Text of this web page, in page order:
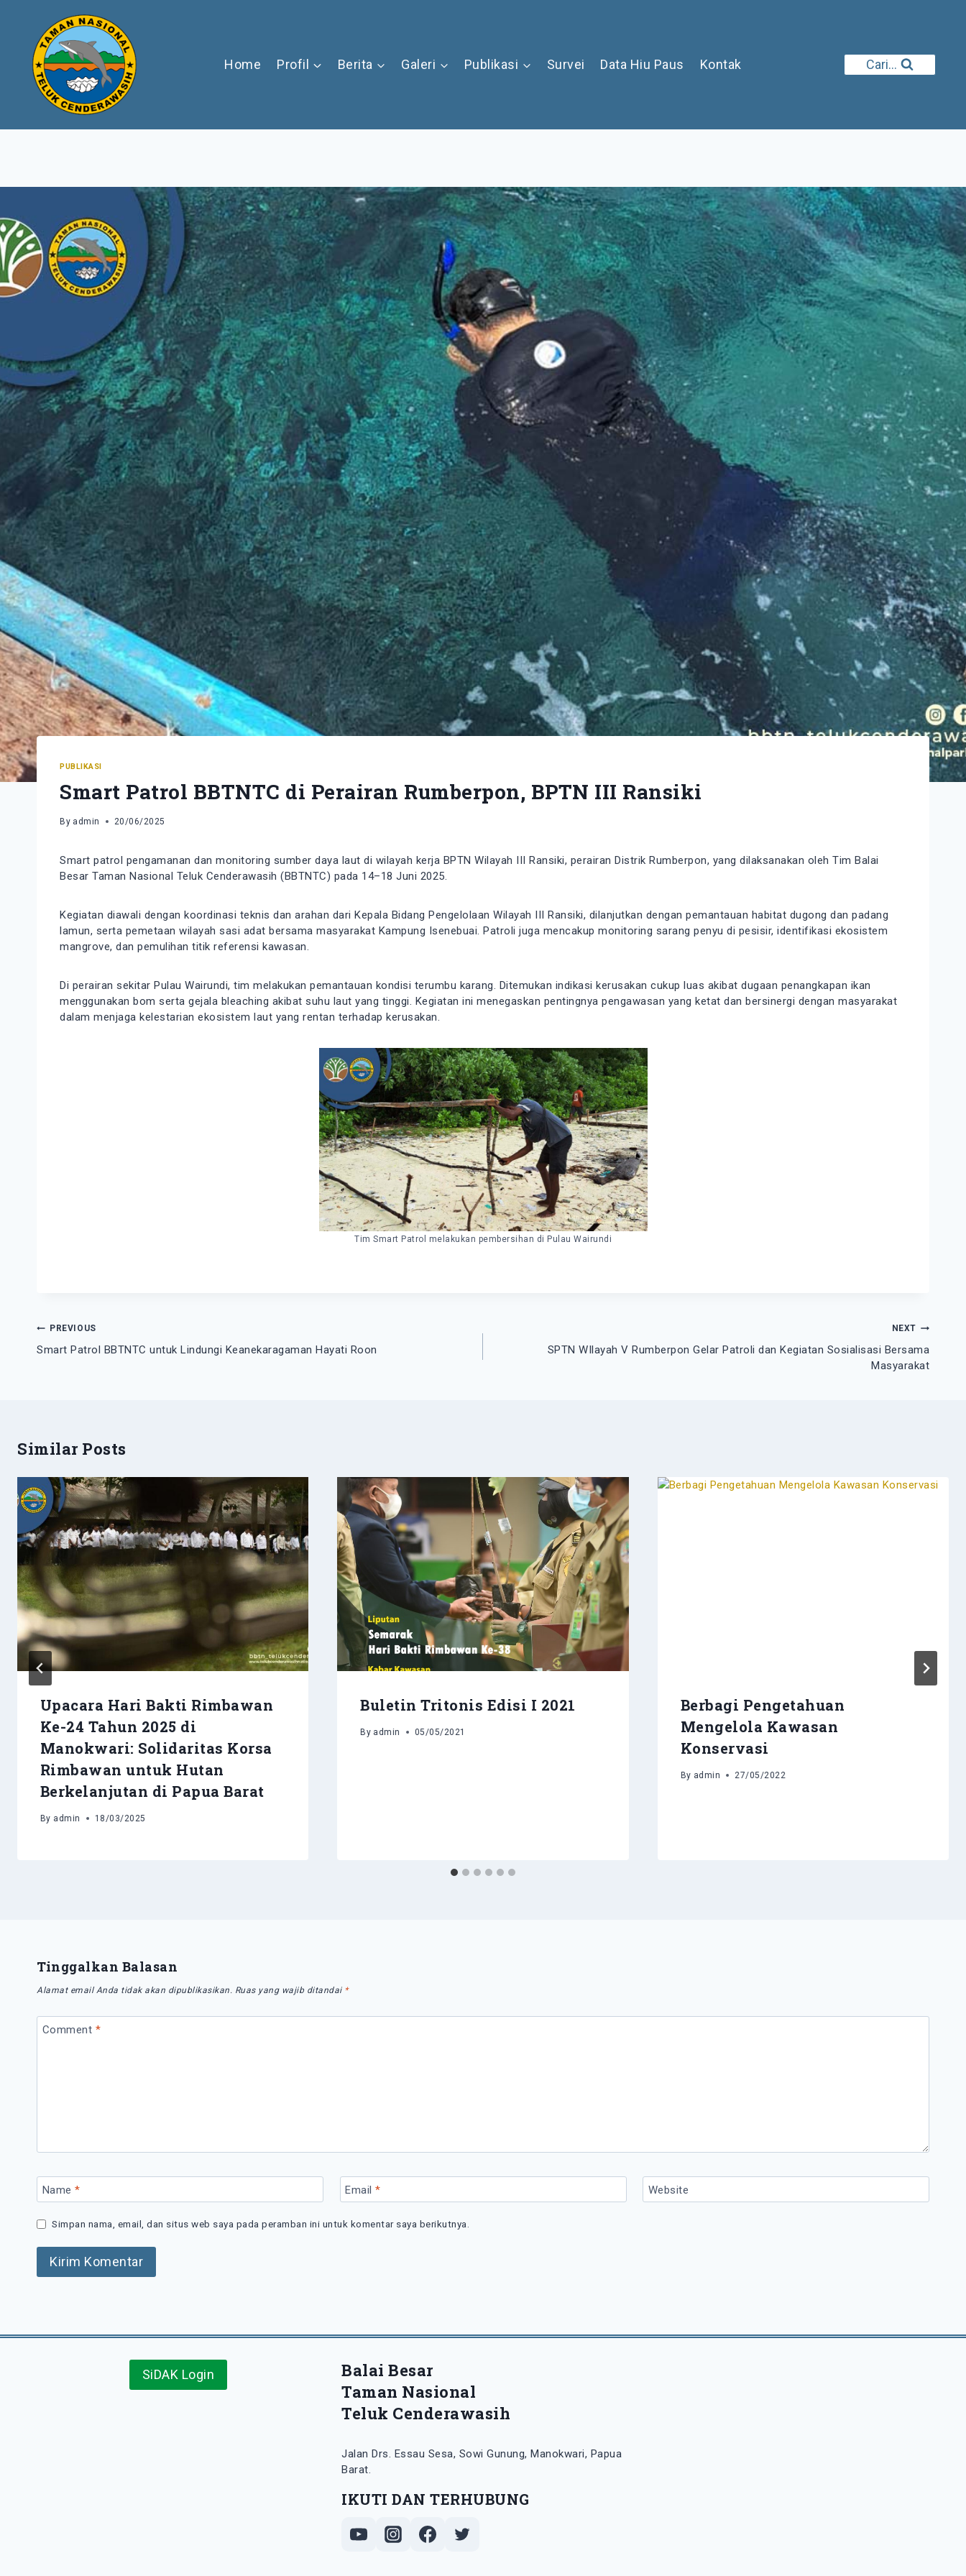
content
Home Profil Berita Galeri Publikasi Survei Data Hiu Paus Kontak Cari...
PUBLIKASI
Smart Patrol BBTNTC di Perairan Rumberpon, BPTN III Ransiki
By admin 20/06/2025
Smart patrol pengamanan dan monitoring sumber daya laut di wilayah kerja BPTN Wilayah III Ransiki, perairan Distrik Rumberpon, yang dilaksanakan oleh Tim Balai
Besar Taman Nasional Teluk Cenderawasih (BBTNTC) pada 14–18 Juni 2025.
Kegiatan diawali dengan koordinasi teknis dan arahan dari Kepala Bidang Pengelolaan Wilayah III Ransiki, dilanjutkan dengan pemantauan habitat dugong dan padang
lamun, serta pemetaan wilayah sasi adat bersama masyarakat Kampung Isenebuai. Patroli juga mencakup monitoring sarang penyu di pesisir, identifikasi ekosistem
mangrove, dan pemulihan titik referensi kawasan.
Di perairan sekitar Pulau Wairundi, tim melakukan pemantauan kondisi terumbu karang. Ditemukan indikasi kerusakan cukup luas akibat dugaan penangkapan ikan
menggunakan bom serta gejala bleaching akibat suhu laut yang tinggi. Kegiatan ini menegaskan pentingnya pengawasan yang ketat dan bersinergi dengan masyarakat
dalam menjaga kelestarian ekosistem laut yang rentan terhadap kerusakan.
Tim Smart Patrol melakukan pembersihan di Pulau Wairundi
Navigasi
pos
PREVIOUS
Smart Patrol BBTNTC untuk Lindungi Keanekaragaman Hayati Roon
NEXT
SPTN WIlayah V Rumberpon Gelar Patroli dan Kegiatan Sosialisasi Bersama
Masyarakat
Similar Posts
Upacara Hari Bakti Rimbawan
Ke-24 Tahun 2025 di
Manokwari: Solidaritas Korsa
Rimbawan untuk Hutan
Berkelanjutan di Papua Barat
By admin 18/03/2025
Buletin Tritonis Edisi I 2021
By admin 05/05/2021
Berbagi Pengetahuan
Mengelola Kawasan
Konservasi
By admin 27/05/2022
Tinggalkan Balasan
Alamat email Anda tidak akan dipublikasikan. Ruas yang wajib ditandai *
Comment *
Name * Email * Website
Simpan nama, email, dan situs web saya pada peramban ini untuk komentar saya berikutnya.
SiDAK Login
Balai Besar
Taman Nasional
Teluk Cenderawasih
Jalan Drs. Essau Sesa, Sowi Gunung, Manokwari, Papua
Barat.
IKUTI DAN TERHUBUNG